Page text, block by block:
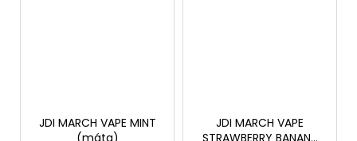
JDI MARCH VAPE MINT
JDI MARCH VAPE